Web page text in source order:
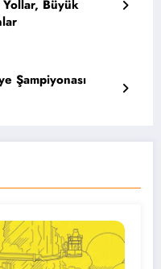
Yollar, Büyük
Şampiyonası